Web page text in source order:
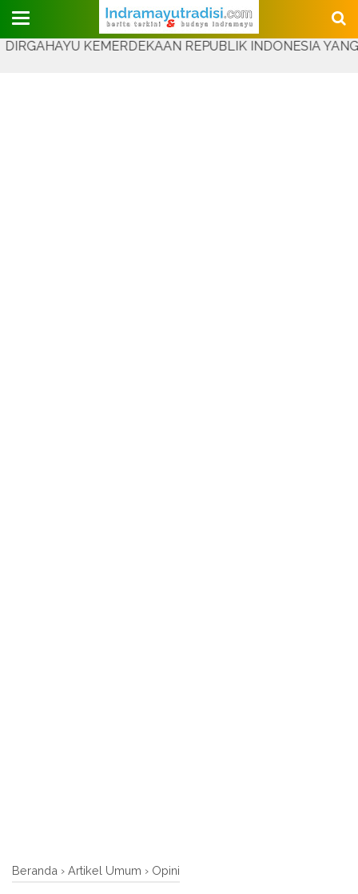
Judul Website
KEMERDEKAAN REPUBLIK INDONESIA YANG KE-81
Beranda › Artikel Umum › Opini